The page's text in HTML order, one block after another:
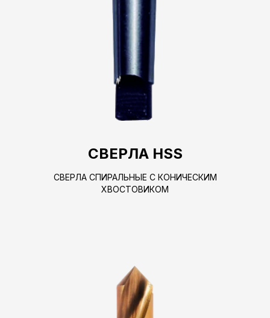
СВЕРЛА HSS
СВЕРЛА СПИРАЛЬНЫЕ С КОНИЧЕСКИМ
ХВОСТОВИКОМ